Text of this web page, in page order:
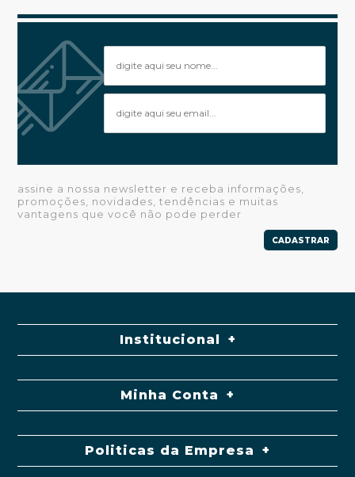
assine a nossa newsletter e receba informações,
promoções, novidades, tendências e muitas
vantagens que você não pode perder
CADASTRAR
Institucional
Minha Conta
Politicas da Empresa